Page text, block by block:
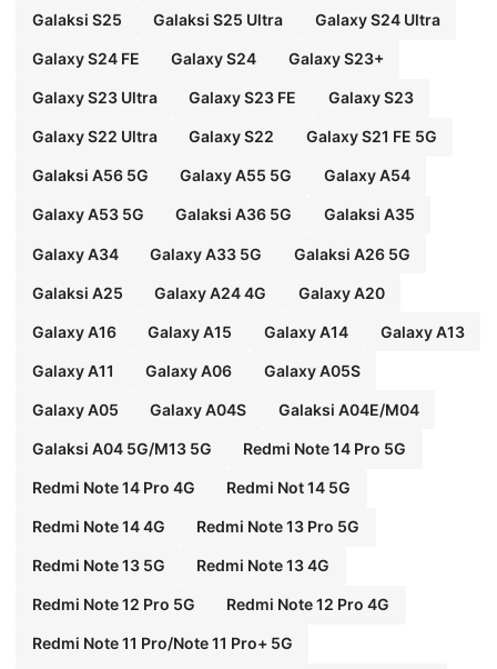
Galaksi S25 Galaksi S25 Ultra Galaxy S24 Ultra
Galaxy S24 FE Galaxy S24 Galaxy S23+
Galaxy S23 Ultra Galaxy S23 FE Galaxy S23
Galaxy S22 Ultra Galaxy S22 Galaxy S21 FE 5G
Galaksi A56 5G Galaxy A55 5G Galaxy A54
Galaxy A53 5G Galaksi A36 5G Galaksi A35
Galaxy A34 Galaxy A33 5G Galaksi A26 5G
Galaksi A25 Galaxy A24 4G Galaxy A20
Galaxy A16 Galaxy A15 Galaxy A14 Galaxy A13
Galaxy A11 Galaxy A06 Galaxy A05S
Galaxy A05 Galaxy A04S Galaksi A04E/M04
Galaksi A04 5G/M13 5G Redmi Note 14 Pro 5G
Redmi Note 14 Pro 4G Redmi Not 14 5G
Redmi Note 14 4G Redmi Note 13 Pro 5G
Redmi Note 13 5G Redmi Note 13 4G
Redmi Note 12 Pro 5G Redmi Note 12 Pro 4G
Redmi Note 11 Pro/Note 11 Pro+ 5G